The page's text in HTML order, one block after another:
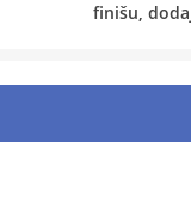
finišu,